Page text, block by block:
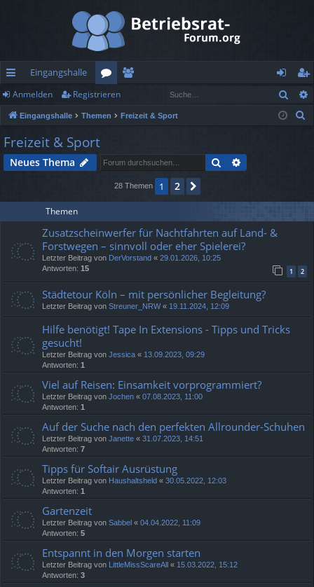
ch
ne
llz
ug
Eingangshalle
or
en
lie
r
n
m
eg
ist
Anmelden Registrieren
Eingangshalle Themen Freizeit & Sport
Freizeit & Sport
Neues Thema Suche
28 Themen 1 2
Themen
Zusatzscheinwerfer für Nachtfahrten auf Land- &
Forstwegen – sinnvoll oder eher Spielerei?
Letzter Beitrag von DerVorstand « 29.01.2026, 10:25
Antworten: 15 1 2
Städtetour Köln – mit persönlicher Begleitung?
Letzter Beitrag von Streuner_NRW« 19.11.2024, 12:09
Hilfe benötigt! Tape In Extensions - Tipps und Tricks
gesucht!
Letzter Beitrag von Jessica « 13.09.2023, 09:29
Antworten: 1
Viel auf Reisen: Einsamkeit vorprogrammiert?
Letzter Beitrag von Jochen « 07.08.2023, 11:00
Antworten: 1
Auf der Suche nach den perfekten Allrounder-Schuhen
Letzter Beitrag von Janette « 31.07.2023, 14:51
Antworten: 7
Tipps für Softair Ausrüstung
Letzter Beitrag von Haushaltsheld « 30.05.2022, 12:03
Antworten: 1
Gartenzeit
Letzter Beitrag von Sabbel « 04.04.2022, 11:09
Antworten: 5
Entspannt in den Morgen starten
Letzter Beitrag von LittleMissScareAll « 15.03.2022, 15:12
Antworten: 3